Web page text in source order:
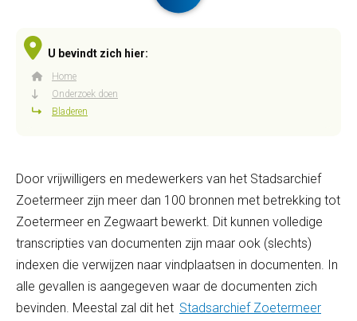
U bevindt zich hier:
Home
Onderzoek doen
Bladeren
Door vrijwilligers en medewerkers van het Stadsarchief
Zoetermeer zijn meer dan 100 bronnen met betrekking tot
Zoetermeer en Zegwaart bewerkt. Dit kunnen volledige
transcripties van documenten zijn maar ook (slechts)
indexen die verwijzen naar vindplaatsen in documenten. In
alle gevallen is aangegeven waar de documenten zich
bevinden. Meestal zal dit het Stadsarchief Zoetermeer